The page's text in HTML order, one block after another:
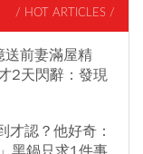
/ HOT ARTICLES /
前妻滿屋精
2天閃辭：發現
認？他好奇：